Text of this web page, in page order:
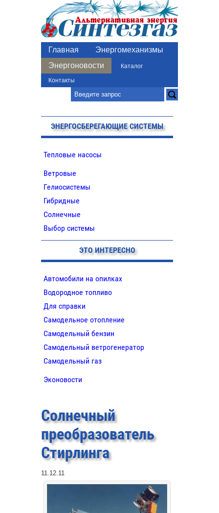
Главная
Энергомеханизмы
Энергоновости
Каталог
Контакты
ЭНЕРГОСБЕРЕГАЮЩИЕ СИСТЕМЫ
Тепловые насосы
Ветровые
Гелиосистемы
Гибридные
Солнечные
Выбор системы
ЭТО ИНТЕРЕСНО
Автомобили на опилках
Водородное топливо
Для справки
Самодельное отопление
Самодельный бензин
Самодельный ветрогенератор
Самодельный газ
Эконовости
Солнечный
преобразователь
Стирлинга
11.12.11